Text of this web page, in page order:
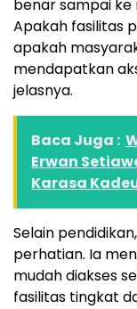
benar sampai
Apakah fasilitas
apakah
mendapatkan
jelasnya.
Baca Juga :
Erwan
Karasa
Selain
perhatian. Ia
mudah diakses
fasilitas tingkat